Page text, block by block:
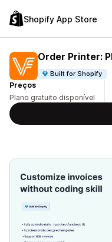
Shopify App Store
Order Printer:
Built for Shopify
Preços
Plano gratuito disponível